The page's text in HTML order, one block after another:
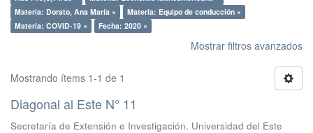
Materia: Dorato, Ana María ×
Materia: Equipo de conducción ×
Materia: COVID-19 ×
Fecha: 2020 ×
Mostrar filtros avanzados
Mostrando ítems 1-1 de 1
Diagonal al Este N° 11
Secretaría de Extensión e Investigación. Universidad del Este